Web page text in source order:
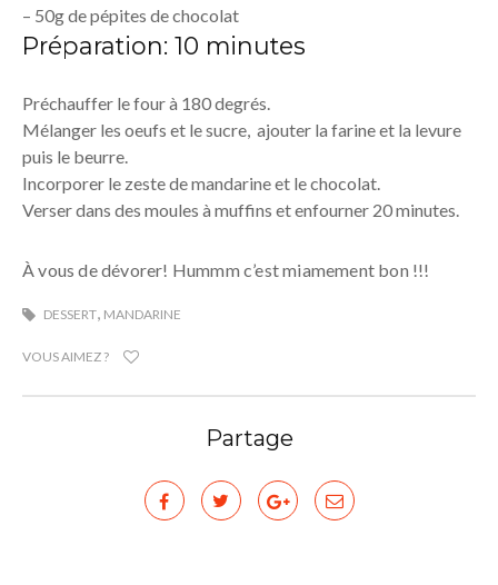
– 50g de pépites de chocolat
Préparation: 10 minutes
Préchauffer le four à 180 degrés.
Mélanger les oeufs et le sucre, ajouter la farine et la levure
puis le beurre.
Incorporer le zeste de mandarine et le chocolat.
Verser dans des moules à muffins et enfourner 20 minutes.
À vous de dévorer! Hummm c’est miamement bon !!!
DESSERT, MANDARINE
VOUS AIMEZ ?
Partage